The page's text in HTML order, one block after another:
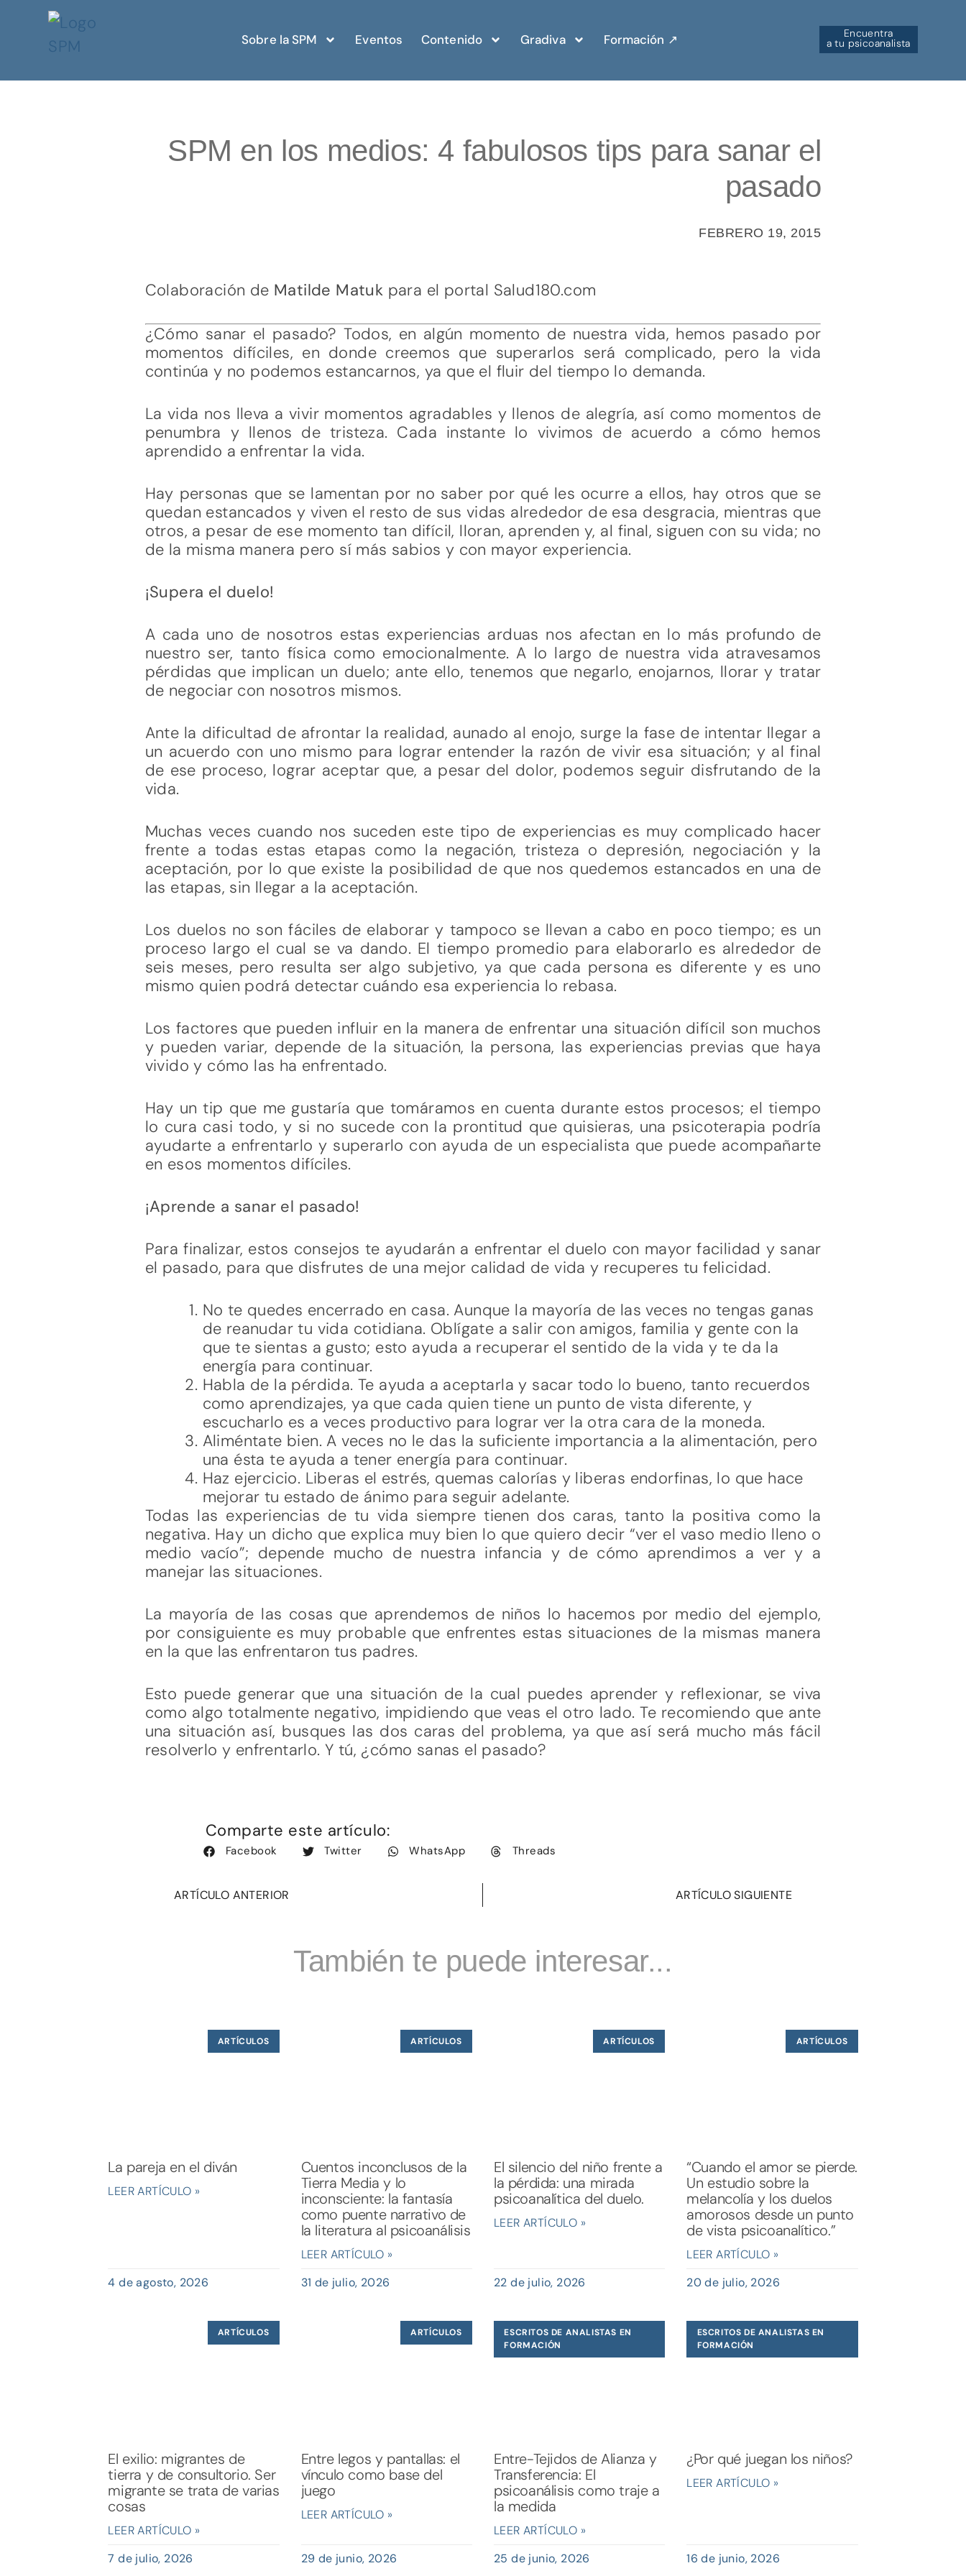
Sobre la SPM Eventos Contenido Gradiva Formación ↗︎ Encuentra
a tu psicoanalista
SPM en los medios: 4 fabulosos tips para sanar el
pasado
FEBRERO 19, 2015
Colaboración de Matilde Matuk para el portal Salud180.com
¿Cómo sanar el pasado? Todos, en algún momento de nuestra vida, hemos pasado por
momentos difíciles, en donde creemos que superarlos será complicado, pero la vida
continúa y no podemos estancarnos, ya que el fluir del tiempo lo demanda.
La vida nos lleva a vivir momentos agradables y llenos de alegría, así como momentos de
penumbra y llenos de tristeza. Cada instante lo vivimos de acuerdo a cómo hemos
aprendido a enfrentar la vida.
Hay personas que se lamentan por no saber por qué les ocurre a ellos, hay otros que se
quedan estancados y viven el resto de sus vidas alrededor de esa desgracia, mientras que
otros, a pesar de ese momento tan difícil, lloran, aprenden y, al final, siguen con su vida; no
de la misma manera pero sí más sabios y con mayor experiencia.
¡Supera el duelo!
A cada uno de nosotros estas experiencias arduas nos afectan en lo más profundo de
nuestro ser, tanto física como emocionalmente. A lo largo de nuestra vida atravesamos
pérdidas que implican un duelo; ante ello, tenemos que negarlo, enojarnos, llorar y tratar
de negociar con nosotros mismos.
Ante la dificultad de afrontar la realidad, aunado al enojo, surge la fase de intentar llegar a
un acuerdo con uno mismo para lograr entender la razón de vivir esa situación; y al final
de ese proceso, lograr aceptar que, a pesar del dolor, podemos seguir disfrutando de la
vida.
Muchas veces cuando nos suceden este tipo de experiencias es muy complicado hacer
frente a todas estas etapas como la negación, tristeza o depresión, negociación y la
aceptación, por lo que existe la posibilidad de que nos quedemos estancados en una de
las etapas, sin llegar a la aceptación.
Los duelos no son fáciles de elaborar y tampoco se llevan a cabo en poco tiempo; es un
proceso largo el cual se va dando. El tiempo promedio para elaborarlo es alrededor de
seis meses, pero resulta ser algo subjetivo, ya que cada persona es diferente y es uno
mismo quien podrá detectar cuándo esa experiencia lo rebasa.
Los factores que pueden influir en la manera de enfrentar una situación difícil son muchos
y pueden variar, depende de la situación, la persona, las experiencias previas que haya
vivido y cómo las ha enfrentado.
Hay un tip que me gustaría que tomáramos en cuenta durante estos procesos; el tiempo
lo cura casi todo, y si no sucede con la prontitud que quisieras, una psicoterapia podría
ayudarte a enfrentarlo y superarlo con ayuda de un especialista que puede acompañarte
en esos momentos difíciles.
¡Aprende a sanar el pasado!
Para finalizar, estos consejos te ayudarán a enfrentar el duelo con mayor facilidad y sanar
el pasado, para que disfrutes de una mejor calidad de vida y recuperes tu felicidad.
No te quedes encerrado en casa. Aunque la mayoría de las veces no tengas ganas
de reanudar tu vida cotidiana. Oblígate a salir con amigos, familia y gente con la
que te sientas a gusto; esto ayuda a recuperar el sentido de la vida y te da la
energía para continuar.
Habla de la pérdida. Te ayuda a aceptarla y sacar todo lo bueno, tanto recuerdos
como aprendizajes, ya que cada quien tiene un punto de vista diferente, y
escucharlo es a veces productivo para lograr ver la otra cara de la moneda.
Aliméntate bien. A veces no le das la suficiente importancia a la alimentación, pero
una ésta te ayuda a tener energía para continuar.
Haz ejercicio. Liberas el estrés, quemas calorías y liberas endorfinas, lo que hace
mejorar tu estado de ánimo para seguir adelante.
Todas las experiencias de tu vida siempre tienen dos caras, tanto la positiva como la
negativa. Hay un dicho que explica muy bien lo que quiero decir “ver el vaso medio lleno o
medio vacío”; depende mucho de nuestra infancia y de cómo aprendimos a ver y a
manejar las situaciones.
La mayoría de las cosas que aprendemos de niños lo hacemos por medio del ejemplo,
por consiguiente es muy probable que enfrentes estas situaciones de la mismas manera
en la que las enfrentaron tus padres.
Esto puede generar que una situación de la cual puedes aprender y reflexionar, se viva
como algo totalmente negativo, impidiendo que veas el otro lado. Te recomiendo que ante
una situación así, busques las dos caras del problema, ya que así será mucho más fácil
resolverlo y enfrentarlo. Y tú, ¿cómo sanas el pasado?
Comparte este artículo:
Facebook Twitter WhatsApp Threads
ARTÍCULO ANTERIOR ARTÍCULO SIGUIENTE
También te puede interesar...
ARTÍCULOS
La pareja en el diván
LEER ARTÍCULO »
4 de agosto, 2026
ARTÍCULOS
Cuentos inconclusos de la
Tierra Media y lo
inconsciente: la fantasía
como puente narrativo de
la literatura al psicoanálisis
LEER ARTÍCULO »
31 de julio, 2026
ARTÍCULOS
El silencio del niño frente a
la pérdida: una mirada
psicoanalítica del duelo.
LEER ARTÍCULO »
22 de julio, 2026
ARTÍCULOS
“Cuando el amor se pierde.
Un estudio sobre la
melancolía y los duelos
amorosos desde un punto
de vista psicoanalítico.”
LEER ARTÍCULO »
20 de julio, 2026
ARTÍCULOS
El exilio: migrantes de
tierra y de consultorio. Ser
migrante se trata de varias
cosas
LEER ARTÍCULO »
7 de julio, 2026
ARTÍCULOS
Entre legos y pantallas: el
vínculo como base del
juego
LEER ARTÍCULO »
29 de junio, 2026
ESCRITOS DE ANALISTAS EN
FORMACIÓN
Entre-Tejidos de Alianza y
Transferencia: El
psicoanálisis como traje a
la medida
LEER ARTÍCULO »
25 de junio, 2026
ESCRITOS DE ANALISTAS EN
FORMACIÓN
¿Por qué juegan los niños?
LEER ARTÍCULO »
16 de junio, 2026